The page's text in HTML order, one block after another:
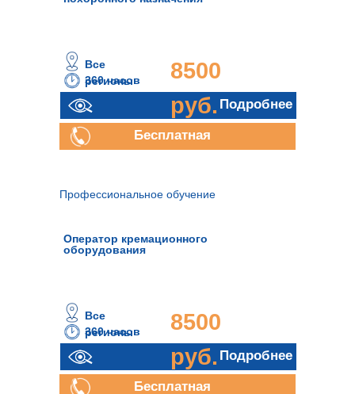
Оператор кремационного
оборудования
360 часов
8500
руб.
Все
регионы
Профессиональное обучение
Подробнее
Бесплатная
360 часов
8500
руб.
Все
регионы
Подробнее
Бесплатная